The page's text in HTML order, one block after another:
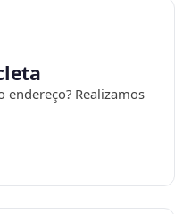
Realizamos